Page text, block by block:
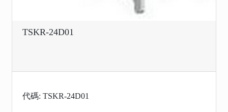
TSKR-24D01
代碼: TSKR-24D01